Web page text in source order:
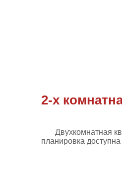
2-х
Двухкомнатная
планировка